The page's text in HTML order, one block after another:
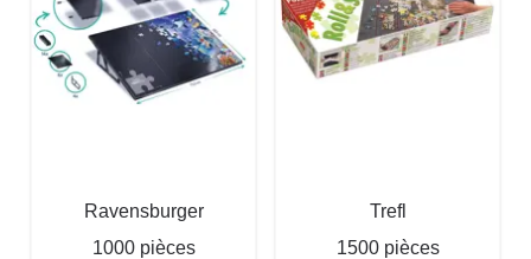
Ravensburger
1000 pièces
Trefl
1500 pièces